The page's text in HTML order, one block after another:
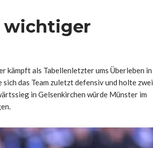
wichtiger
kämpft als Tabellenletzter ums Überleben in
das Team zuletzt defensiv und holte zwei
in Gelsenkirchen würde Münster im